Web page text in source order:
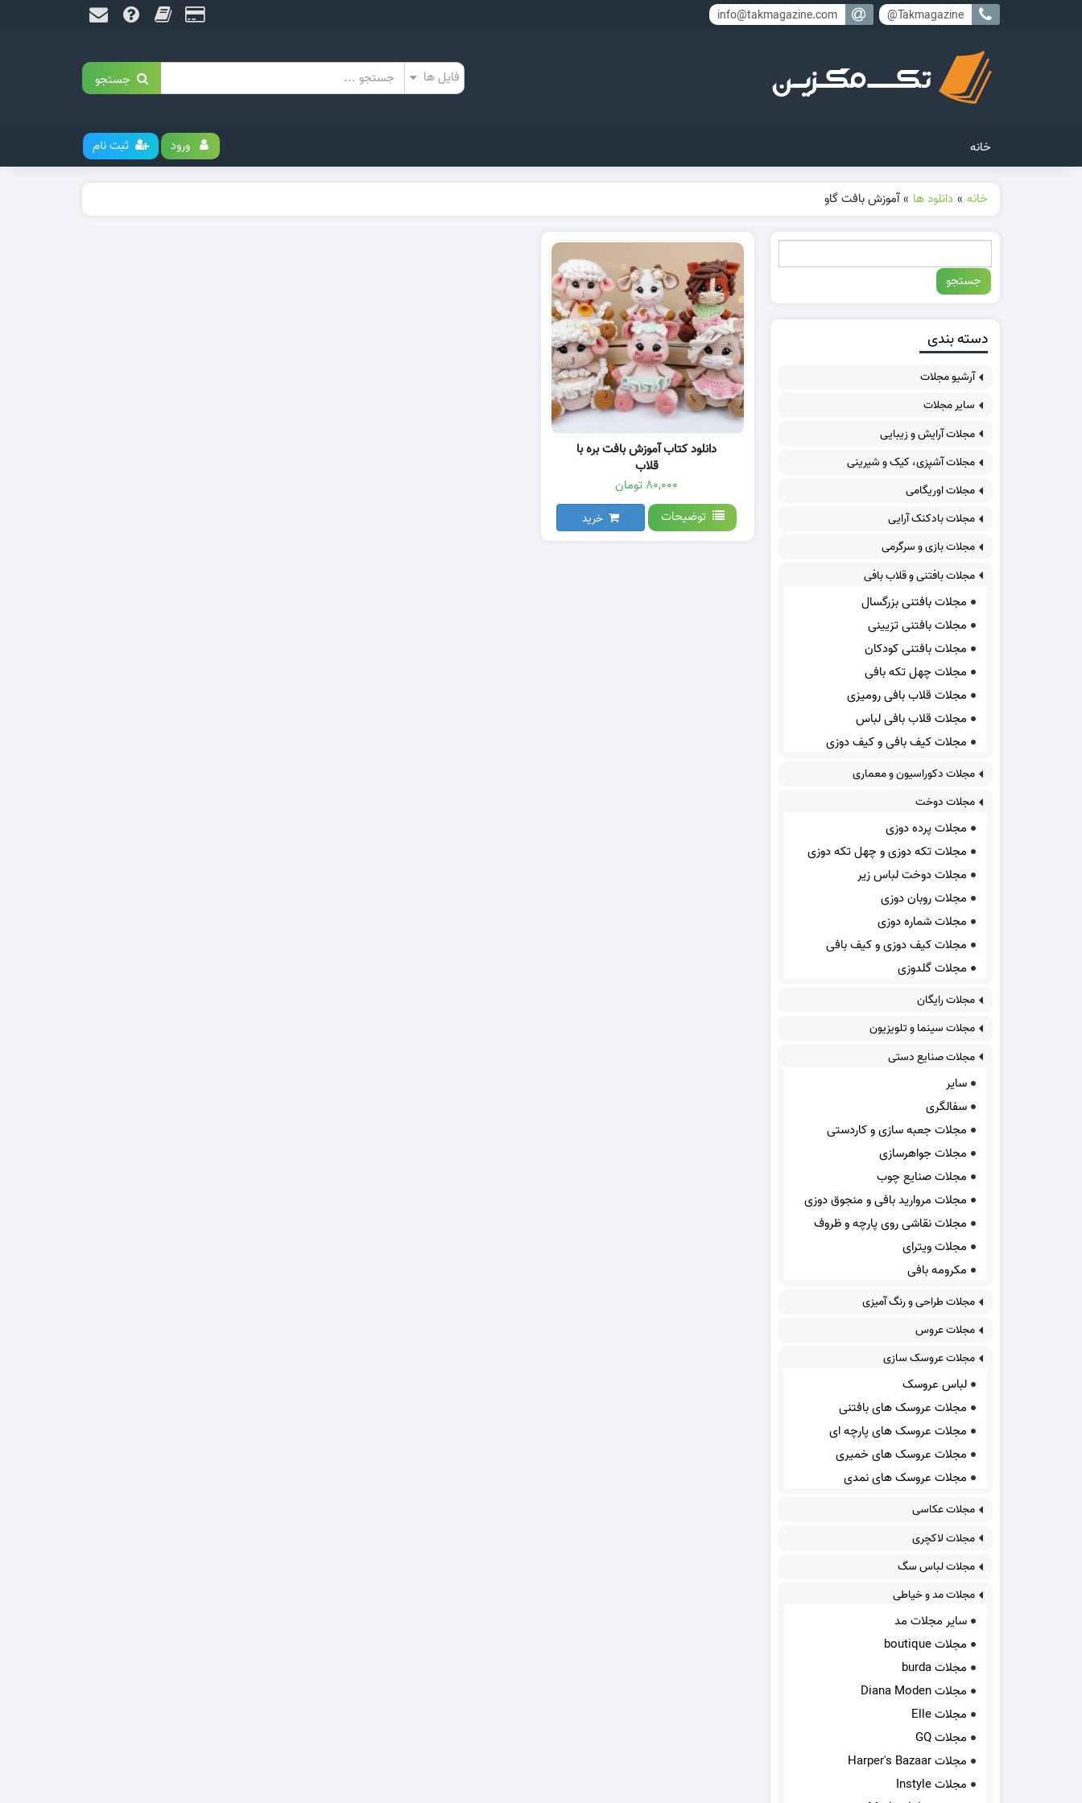
Takmagazine@
info@takmagazine.com
جستجو
خانه ورود ثبت نام
خانه » دانلود ها » آموزش بافت گاو
دانلود کتاب آموزش بافت بره با
قلاب
۸۰,۰۰۰ تومان
توضیحات
خرید
دسته بندی
آرشیو مجلات
سایر مجلات
مجلات آرایش و زیبایی
مجلات آشپزی، کیک و شیرینی
مجلات اوریگامی
مجلات بادکنک آرایی
مجلات بازی و سرگرمی
مجلات بافتنی و قلاب بافی
مجلات بافتنی بزرگسال
مجلات بافتنی تزیینی
مجلات بافتنی کودکان
مجلات چهل تکه بافی
مجلات قلاب بافی رومیزی
مجلات قلاب بافی لباس
مجلات کیف بافی و کیف دوزی
مجلات دکوراسیون و معماری
مجلات دوخت
مجلات پرده دوزی
مجلات تکه دوزی و چهل تکه دوزی
مجلات دوخت لباس زیر
مجلات روبان دوزی
مجلات شماره دوزی
مجلات کیف دوزی و کیف بافی
مجلات گلدوزی
مجلات رایگان
مجلات سینما و تلویزیون
مجلات صنایع دستی
سایر
سفالگری
مجلات جعبه سازی و کاردستی
مجلات جواهرسازی
مجلات صنایع چوب
مجلات مروارید بافی و منجوق دوزی
مجلات نقاشی روی پارچه و ظروف
مجلات ویترای
مکرومه بافی
مجلات طراحی و رنگ آمیزی
مجلات عروس
مجلات عروسک سازی
لباس عروسک
مجلات عروسک های بافتنی
مجلات عروسک های پارچه ای
مجلات عروسک های خمیری
مجلات عروسک های نمدی
مجلات عکاسی
مجلات لاکچری
مجلات لباس سگ
مجلات مد و خیاطی
سایر مجلات مد
مجلات boutique
مجلات burda
مجلات Diana Moden
مجلات Elle
مجلات GQ
مجلات Harper's Bazaar
مجلات Instyle